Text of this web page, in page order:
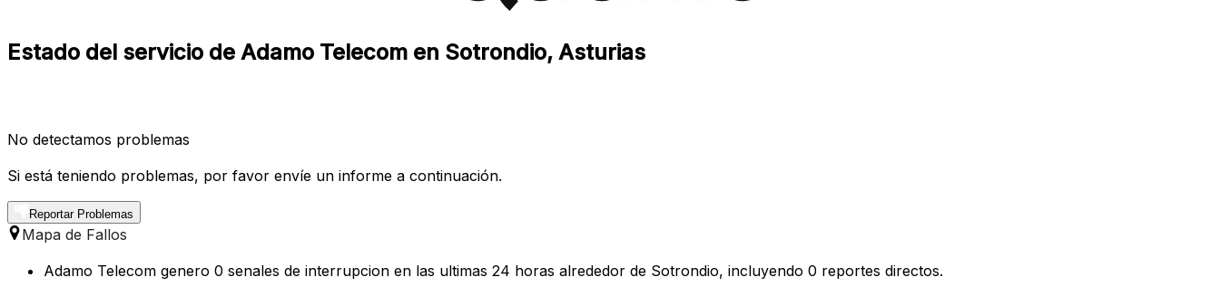
Estado del servicio de Adamo Telecom en Sotrondio, Asturias
No detectamos problemas
Si está teniendo problemas, por favor envíe un informe a continuación.
Reportar Problemas
Mapa de Fallos
Adamo Telecom genero 0 senales de interrupcion en las ultimas 24 horas alrededor de Sotrondio, incluyendo 0 reportes directos.